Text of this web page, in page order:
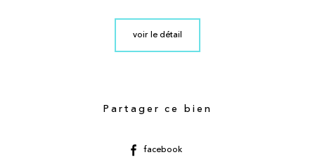
voir le détail
Partager ce bien
facebook